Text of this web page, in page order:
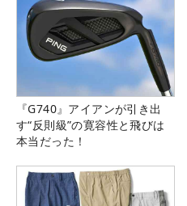
『G740』アイアンが引き出
す“反則級”の寛容性と飛びは
本当だった！